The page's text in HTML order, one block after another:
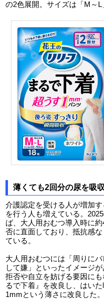
の2色展開。サイズは「M～L
薄くても2回分の尿を吸
介護認定を受ける人が増加
を行う人も増えている。
ば、大人用おむつ導入時に
否に直面しており、抵抗感
ている。
大人用おむつには「周りに
して嫌」といったイメージ
拒否や自立を妨げる要因に
るで下着』を改良し、はい
1mmという薄さに改良した。